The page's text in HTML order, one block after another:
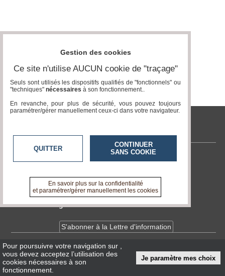
Gazette
Médias
groupe
Blogs
Prémium
annuaire
Accès
tvlocale.fr
Contactez-nous
A propos de tvlocale.fr
Devenir délégué
S'abonner à la Lettre d'information
InfosCNIL/RGPD
Conditions Générales d'Utilisation
Pour poursuivre votre navigation sur
vous devez acceptez l’utilisation des
cookies nécessaires à son
fonctionnement.
Je paramètre mes choix
Gestion des cookies
Ce site n'utilise AUCUN cookie de "traçage"
Seuls sont utilisés les dispositifs qualifiés de "fonctionnels" ou
"techniques" nécessaires à son fonctionnement..
En revanche, pour plus de sécurité, vous pouvez toujours
paramétrer/gérer manuellement ceux-ci dans votre navigateur.
QUITTER
CONTINUER
SANS COOKIE
En savoir plus sur la confidentialité
et paramétrer/gérer manuellement les cookies